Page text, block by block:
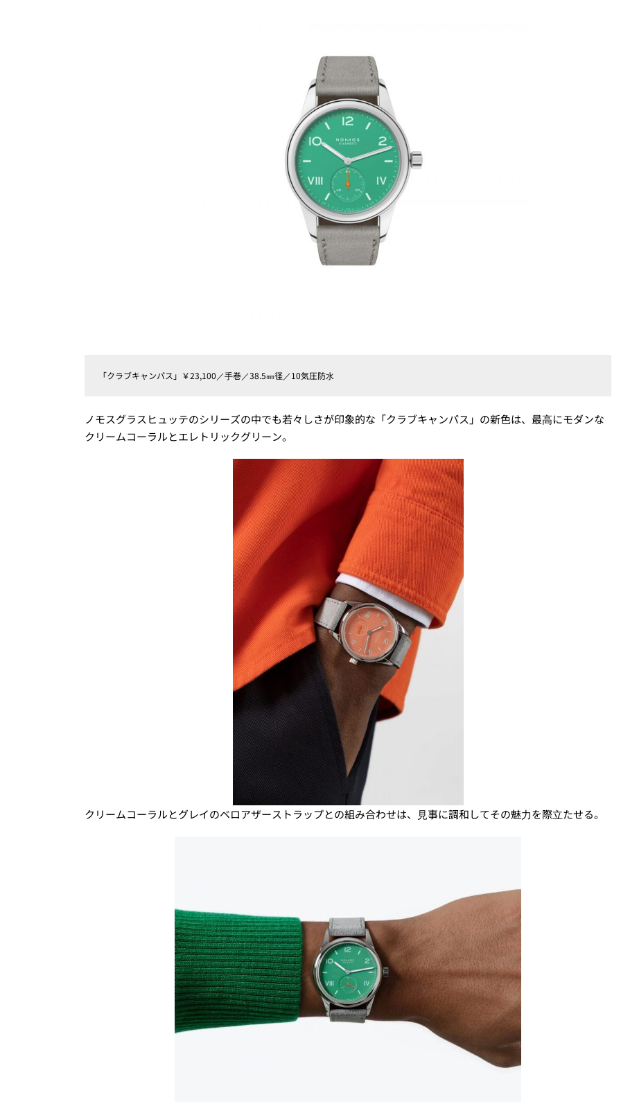
「クラブキャンパス」￥23,100／⼿巻／38.5㎜径／10気圧防⽔
ノモスグラスヒュッテのシリーズの中でも若々しさが印象的な「クラブキャンパス」の新色は、最⾼にモダンな
クリームコーラルとエレトリックグリーン。
クリームコーラルとグレイのベロアザーストラップとの組み合わせは、⾒事に調和してその魅⼒を際⽴たせる。